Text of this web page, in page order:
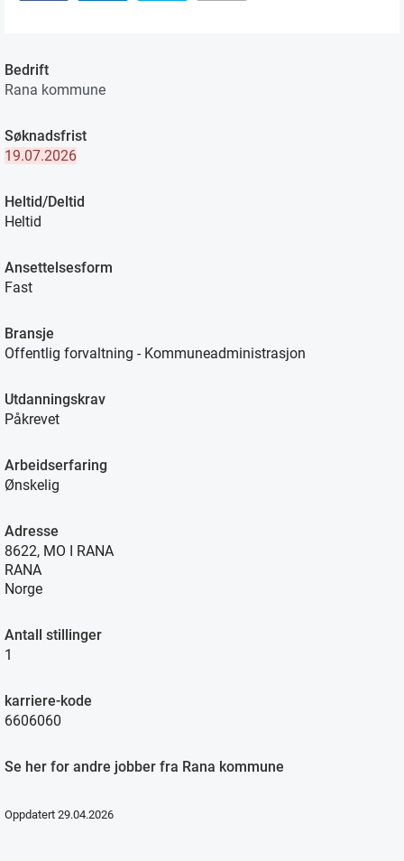
Bedrift
Rana kommune
Søknadsfrist
19.07.2026
Heltid/Deltid
Heltid
Ansettelsesform
Fast
Bransje
Offentlig forvaltning - Kommuneadministrasjon
Utdanningskrav
Påkrevet
Arbeidserfaring
Ønskelig
Adresse
8622, MO I RANA
RANA
Norge
Antall stillinger
1
karriere-kode
6606060
Se her for andre jobber fra Rana kommune
Oppdatert 29.04.2026